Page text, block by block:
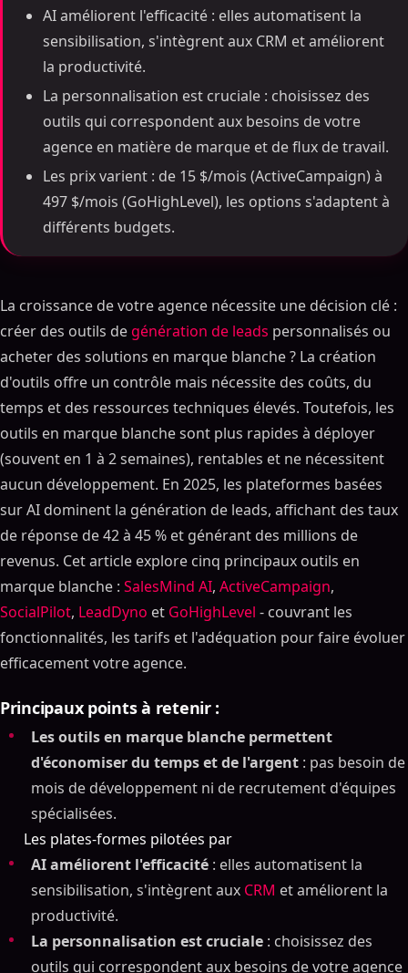
AI améliorent l'efficacité : elles automatisent la
sensibilisation, s'intègrent aux CRM et améliorent
la productivité.
La personnalisation est cruciale : choisissez des
outils qui correspondent aux besoins de votre
agence en matière de marque et de flux de travail.
Les prix varient : de 15 $/mois (ActiveCampaign) à
497 $/mois (GoHighLevel), les options s'adaptent à
différents budgets.
La croissance de votre agence nécessite une décision clé :
créer des outils de génération de leads personnalisés ou
acheter des solutions en marque blanche ? La création
d'outils offre un contrôle mais nécessite des coûts, du
temps et des ressources techniques élevés. Toutefois, les
outils en marque blanche sont plus rapides à déployer
(souvent en 1 à 2 semaines), rentables et ne nécessitent
aucun développement. En 2025, les plateformes basées
sur AI dominent la génération de leads, affichant des taux
de réponse de 42 à 45 % et générant des millions de
revenus. Cet article explore cinq principaux outils en
marque blanche : SalesMind AI, ActiveCampaign,
SocialPilot, LeadDyno et GoHighLevel - couvrant les
fonctionnalités, les tarifs et l'adéquation pour faire évoluer
efficacement votre agence.
Principaux points à retenir :
Les outils en marque blanche permettent
d'économiser du temps et de l'argent : pas besoin de
mois de développement ni de recrutement d'équipes
spécialisées.
Les plates-formes pilotées par
AI améliorent l'efficacité : elles automatisent la
sensibilisation, s'intègrent aux CRM et améliorent la
productivité.
La personnalisation est cruciale : choisissez des
outils qui correspondent aux besoins de votre agence